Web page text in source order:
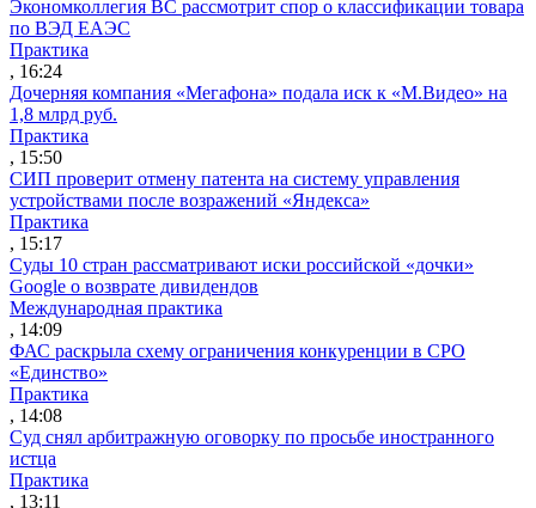
Экономколлегия ВС рассмотрит спор о классификации товара
по ВЭД ЕАЭС
Практика
, 16:24
Дочерняя компания «Мегафона» подала иск к «М.Видео» на
1,8 млрд руб.
Практика
, 15:50
СИП проверит отмену патента на систему управления
устройствами после возражений «Яндекса»
Практика
, 15:17
Суды 10 стран рассматривают иски российской «дочки»
Google о возврате дивидендов
Международная практика
, 14:09
ФАС раскрыла схему ограничения конкуренции в СРО
«Единство»
Практика
, 14:08
Суд снял арбитражную оговорку по просьбе иностранного
истца
Практика
, 13:11